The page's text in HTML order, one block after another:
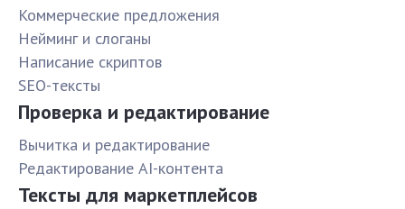
Коммерческие предложения
Нейминг и слоганы
Написание скриптов
SEO-тексты
Проверка и редактирование
Вычитка и редактирование
Редактирование AI-контента
Тексты для маркетплейсов